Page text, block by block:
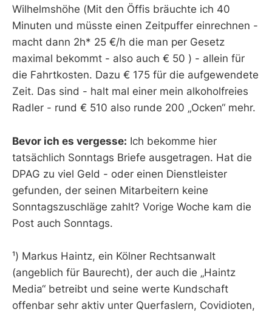
Wilhelmshöhe (Mit den Öffis bräuchte ich 40
Minuten und müsste einen Zeitpuffer einrechnen -
macht dann 2h* 25 €/h die man per Gesetz
maximal bekommt - also auch € 50 ) - allein für
die Fahrtkosten. Dazu € 175 für die aufgewendete
Zeit. Das sind - halt mal einer mein alkoholfreies
Radler - rund € 510 also runde 200 „Ocken“ mehr.
Bevor ich es vergesse: Ich bekomme hier
tatsächlich Sonntags Briefe ausgetragen. Hat die
DPAG zu viel Geld - oder einen Dienstleister
gefunden, der seinen Mitarbeitern keine
Sonntagszuschläge zahlt? Vorige Woche kam die
Post auch Sonntags.
¹) Markus Haintz, ein Kölner Rechtsanwalt
(angeblich für Baurecht), der auch die „Haintz
Media“ betreibt und seine werte Kundschaft
offenbar sehr aktiv unter Querfaslern, Covidioten,